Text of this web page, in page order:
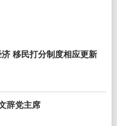
移民打分制度相应更新
辞党主席